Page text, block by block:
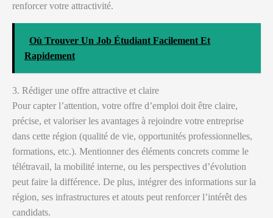
renforcer votre attractivité.
Où Trouver Un Job Étudiant Facilement Et
Rapidement
3. Rédiger une offre attractive et claire
Pour capter l’attention, votre offre d’emploi doit être claire,
précise, et valoriser les avantages à rejoindre votre entreprise
dans cette région (qualité de vie, opportunités professionnelles,
formations, etc.). Mentionner des éléments concrets comme le
télétravail, la mobilité interne, ou les perspectives d’évolution
peut faire la différence. De plus, intégrer des informations sur la
région, ses infrastructures et atouts peut renforcer l’intérêt des
candidats.